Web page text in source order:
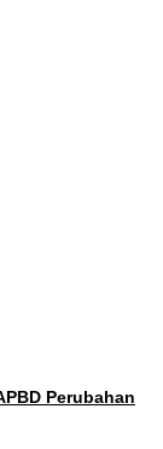
Perubahan